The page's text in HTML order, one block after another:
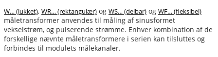
W… (lukket), WR… (rektangulær) og WS… (delbar) og WF… (fleksibel)
måletransformer anvendes til måling af sinusformet
vekselstrøm, og pulserende strømme. Enhver kombination af de
forskellige nævnte måletransformere i serien kan tilsluttes og
forbindes til modulets målekanaler.